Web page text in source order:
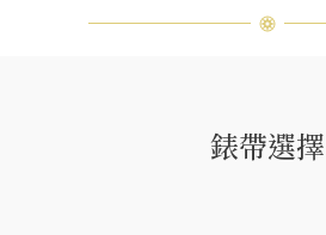
錶帶選擇